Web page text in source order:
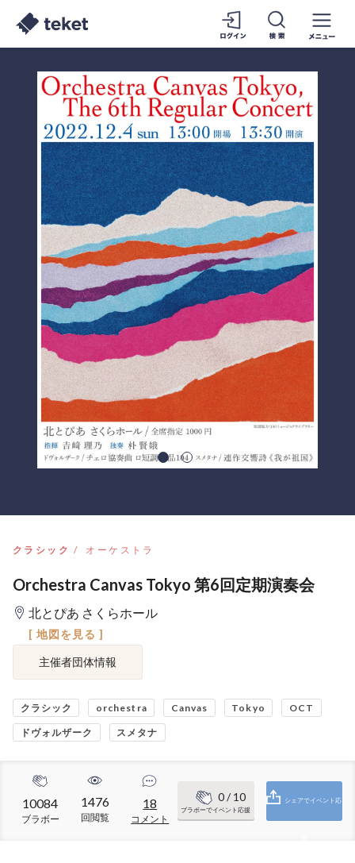
クラシック オーケストラ
Orchestra Canvas Tokyo 第6回定期演奏会
北とぴあ さくらホール
[ 地図を見る ]
主催者団体情報
クラシック orchestra Canvas Tokyo OCT
ドヴォルザーク スメタナ
10084
ブラボー
1476
回閲覧
18
コメント
0/ 10
ブラボーでイベント応援
シェアでイベント応